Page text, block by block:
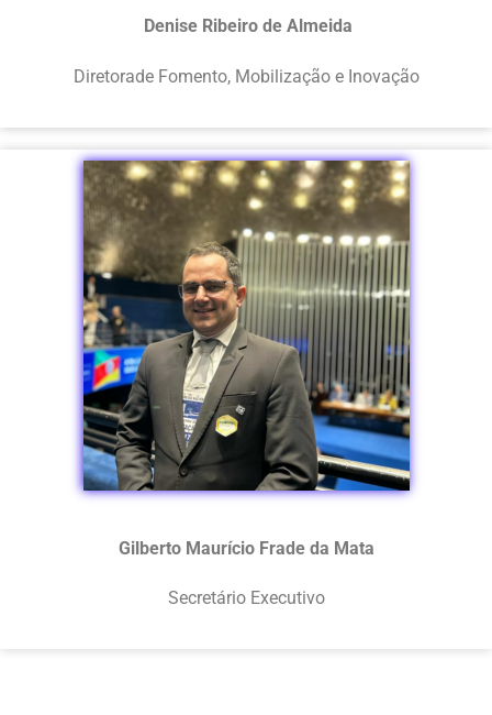
Denise Ribeiro de Almeida
Diretorade Fomento, Mobilização e Inovação
Gilberto Maurício Frade da Mata
Secretário Executivo